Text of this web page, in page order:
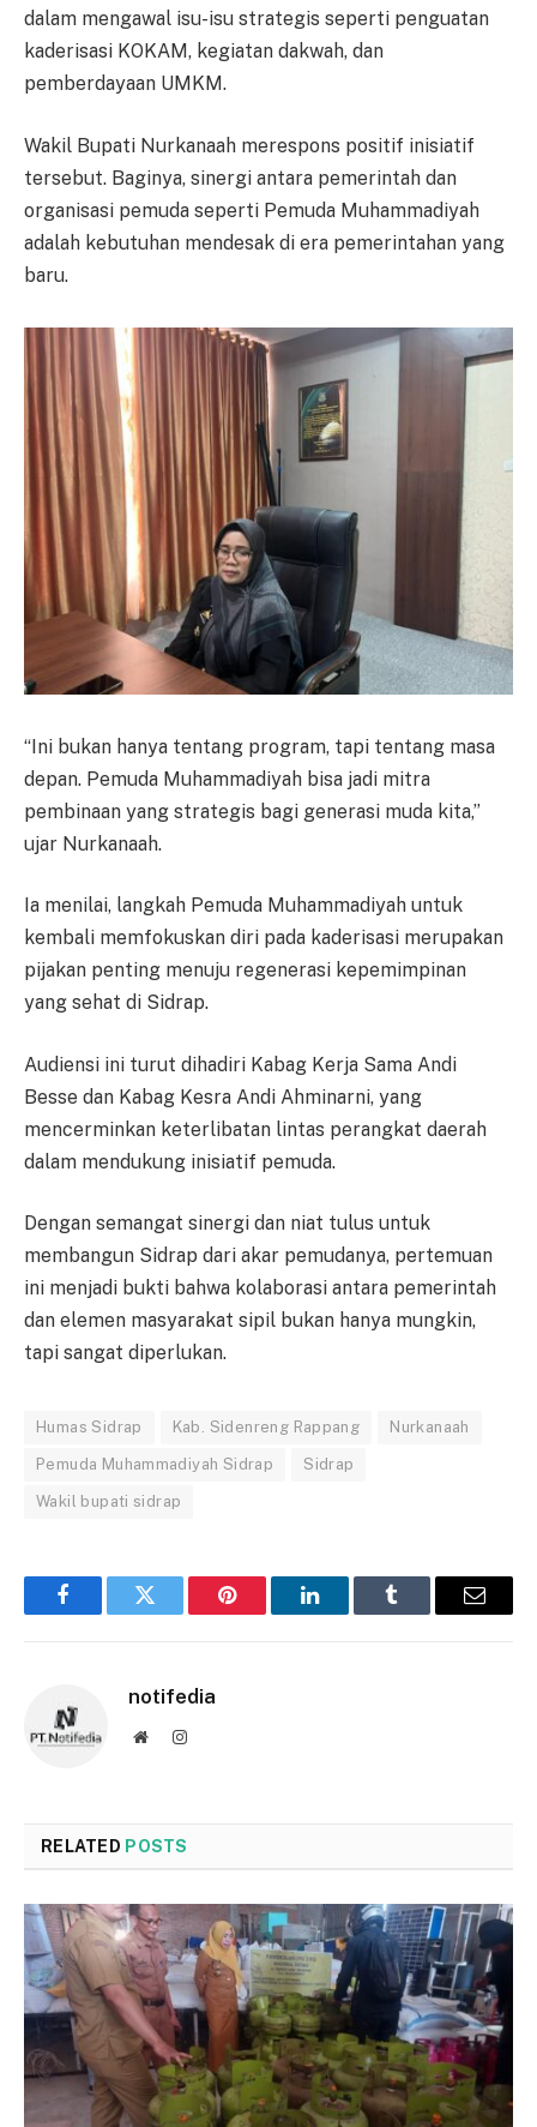
dalam mengawal isu-isu strategis seperti penguatan
kaderisasi KOKAM, kegiatan dakwah, dan
pemberdayaan UMKM.
Wakil Bupati Nurkanaah merespons positif inisiatif
tersebut. Baginya, sinergi antara pemerintah dan
organisasi pemuda seperti Pemuda Muhammadiyah
adalah kebutuhan mendesak di era pemerintahan yang
baru.
“Ini bukan hanya tentang program, tapi tentang masa
depan. Pemuda Muhammadiyah bisa jadi mitra
pembinaan yang strategis bagi generasi muda kita,”
ujar Nurkanaah.
Ia menilai, langkah Pemuda Muhammadiyah untuk
kembali memfokuskan diri pada kaderisasi merupakan
pijakan penting menuju regenerasi kepemimpinan
yang sehat di Sidrap.
Audiensi ini turut dihadiri Kabag Kerja Sama Andi
Besse dan Kabag Kesra Andi Ahminarni, yang
mencerminkan keterlibatan lintas perangkat daerah
dalam mendukung inisiatif pemuda.
Dengan semangat sinergi dan niat tulus untuk
membangun Sidrap dari akar pemudanya, pertemuan
ini menjadi bukti bahwa kolaborasi antara pemerintah
dan elemen masyarakat sipil bukan hanya mungkin,
tapi sangat diperlukan.
Humas Sidrap Kab. Sidenreng Rappang Nurkanaah
Pemuda Muhammadiyah Sidrap Sidrap
Wakil bupati sidrap
FacebookTwitter Pinterest LinkedInTumblr Email
notifedia
WebsiteInstagram
RELATED POSTS